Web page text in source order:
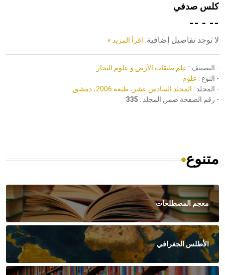
هيئة الموسوعة العربية تطلق موسوعات جديدة في عام 2026كلس صدفي
-- - --
لا توجد تفاصيل إضافية. اقرأ المزيد »
- التصنيف : علم طبقات الأرض و علوم البحار
- النوع : علوم
- المجلد : المجلد السادس عشر، طبعة 2006، دمشق
- رقم الصفحة ضمن المجلد : 335
متنوع
معجم المصطلحات
الأطلس الجغرافي